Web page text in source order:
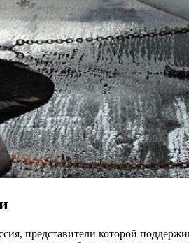
представители которой